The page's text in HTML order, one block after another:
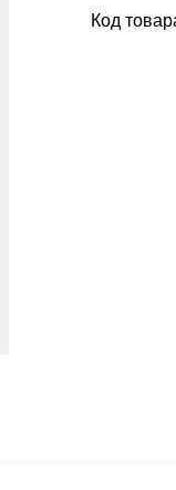
Код